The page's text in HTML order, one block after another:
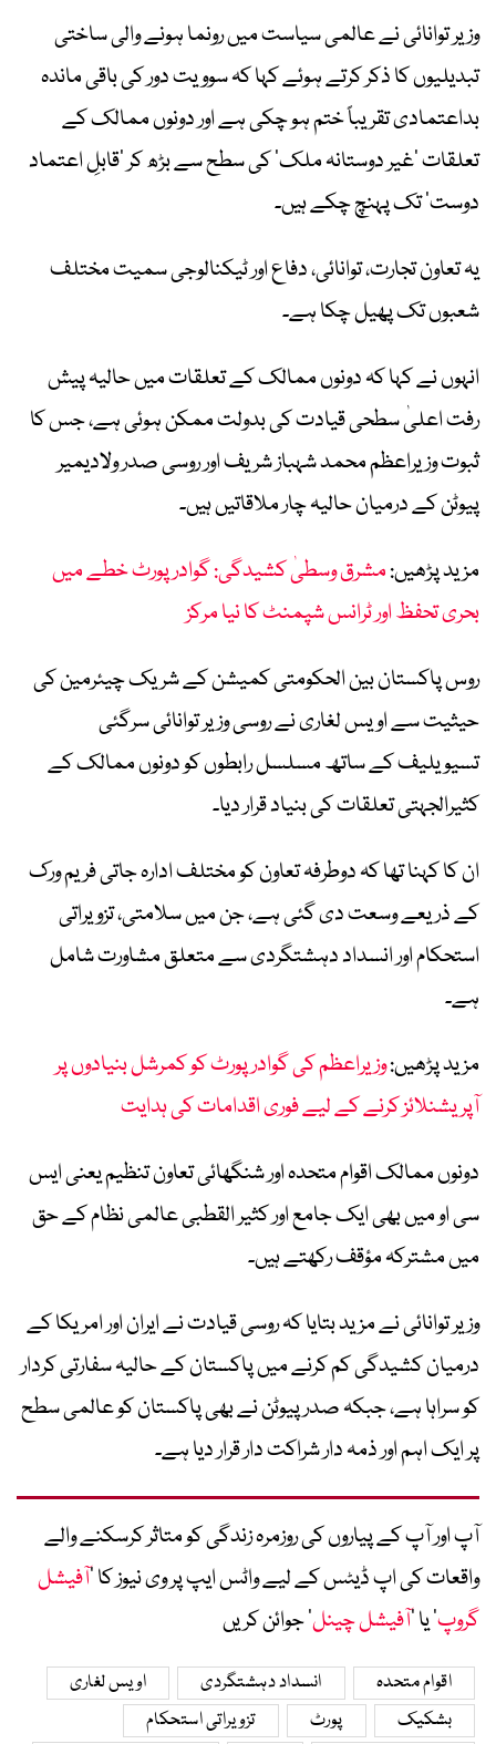
وزیر توانائی نے عالمی سیاست میں رونما ہونے والی ساختی
تبدیلیوں کا ذکر کرتے ہوئے کہا کہ سوویت دور کی باقی ماندہ
بداعتمادی تقریباً ختم ہو چکی ہے اور دونوں ممالک کے
تعلقات ’غیر دوستانہ ملک‘ کی سطح سے بڑھ کر ’قابلِ اعتماد
دوست‘ تک پہنچ چکے ہیں۔
یہ تعاون تجارت، توانائی، دفاع اور ٹیکنالوجی سمیت مختلف
شعبوں تک پھیل چکا ہے۔
انہوں نے کہا کہ دونوں ممالک کے تعلقات میں حالیہ پیش
رفت اعلیٰ سطحی قیادت کی بدولت ممکن ہوئی ہے، جس کا
ثبوت وزیراعظم محمد شہباز شریف اور روسی صدر ولادیمیر
پیوٹن کے درمیان حالیہ چار ملاقاتیں ہیں۔
مزید پڑھیں:مشرق وسطیٰ کشیدگی: گوادر پورٹ خطے میں
بحری تحفظ اور ٹرانس شپمنٹ کا نیا مرکز
روس پاکستان بین الحکومتی کمیشن کے شریک چیئرمین کی
حیثیت سے اویس لغاری نے روسی وزیر توانائی سرگئی
تسیویلیف کے ساتھ مسلسل رابطوں کو دونوں ممالک کے
کثیرالجہتی تعلقات کی بنیاد قرار دیا۔
ان کا کہنا تھا کہ دوطرفہ تعاون کو مختلف ادارہ جاتی فریم ورک
کے ذریعے وسعت دی گئی ہے، جن میں سلامتی، تزویراتی
استحکام اور انسداد دہشتگردی سے متعلق مشاورت شامل
ہے۔
مزید پڑھیں:وزیراعظم کی گوادر پورٹ کو کمرشل بنیادوں پر
آپریشنلائز کرنے کے لیے فوری اقدامات کی ہدایت
دونوں ممالک اقوام متحدہ اور شنگھائی تعاون تنظیم یعنی ایس
سی او میں بھی ایک جامع اور کثیر القطبی عالمی نظام کے حق
میں مشترکہ مؤقف رکھتے ہیں۔
وزیر توانائی نے مزید بتایا کہ روسی قیادت نے ایران اور امریکا کے
درمیان کشیدگی کم کرنے میں پاکستان کے حالیہ سفارتی کردار
کو سراہا ہے، جبکہ صدر پیوٹن نے بھی پاکستان کو عالمی سطح
پر ایک اہم اور ذمہ دار شراکت دار قرار دیا ہے۔
آپ اور آپ کے پیاروں کی روزمرہ زندگی کو متاثر کرسکنے والے
واقعات کی اپ ڈیٹس کے لیے واٹس ایپ پر وی نیوز کا ’آفیشل
گروپ‘ یا ’آفیشل چینل‘ جوائن کریں
اقوام متحدہ انسداد دہشتگردی
اویس لغاری
بشکیک
پورٹ
تزویراتی استحکام